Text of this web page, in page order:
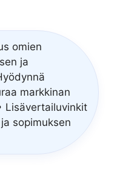
omien
ja
markkinan
Lisävertailuvinkit
sopimuksen